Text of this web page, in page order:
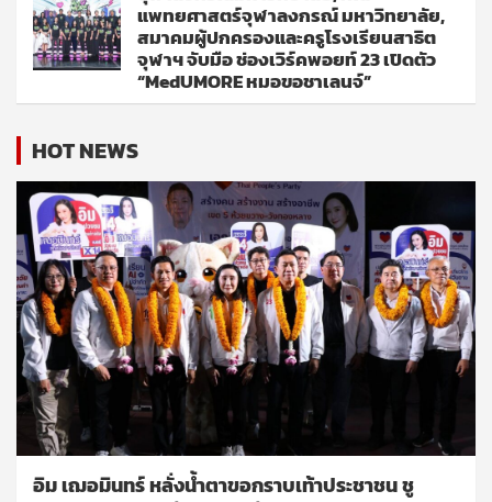
แพทยศาสตร์จุฬาลงกรณ์ มหาวิทยาลัย,
สมาคมผู้ปกครองและครูโรงเรียนสาธิต
จุฬาฯ จับมือ ช่องเวิร์คพอยท์ 23 เปิดตัว
“MedUMORE หมอขอชาเลนจ์”
HOT NEWS
อิม เฌอมินทร์ หลั่งน้ำตาขอกราบเท้าประชาชน ชู